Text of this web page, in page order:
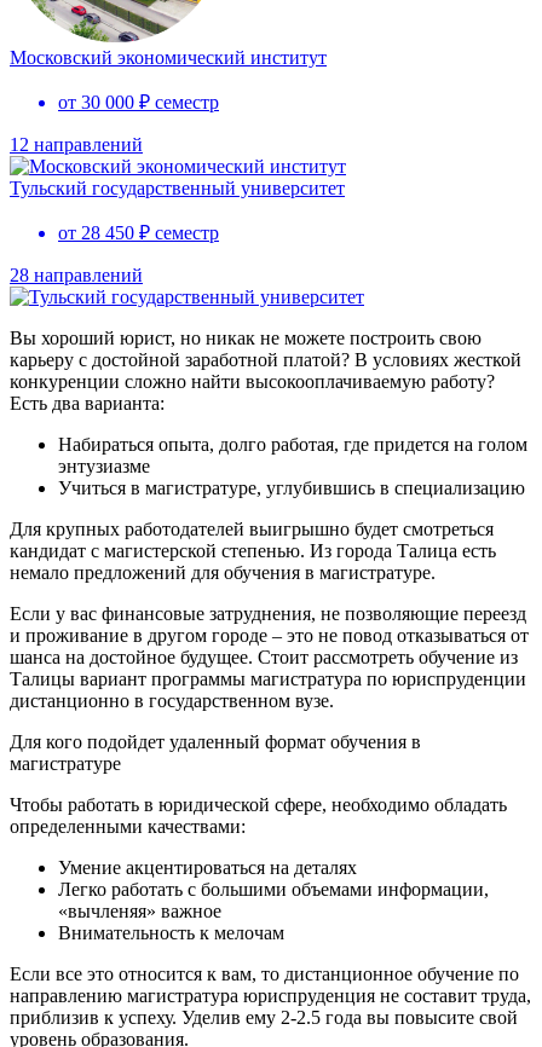
Московский экономический институт
от 30 000 ₽ семестр
12 направлений
Тульский государственный университет
от 28 450 ₽ семестр
28 направлений
Вы хороший юрист, но никак не можете построить свою
карьеру с достойной заработной платой? В условиях жесткой
конкуренции сложно найти высокооплачиваемую работу?
Есть два варианта:
Набираться опыта, долго работая, где придется на голом
энтузиазме
Учиться в магистратуре, углубившись в специализацию
Для крупных работодателей выигрышно будет смотреться
кандидат с магистерской степенью. Из города Талица есть
немало предложений для обучения в магистратуре.
Если у вас финансовые затруднения, не позволяющие переезд
и проживание в другом городе – это не повод отказываться от
шанса на достойное будущее. Стоит рассмотреть обучение из
Талицы вариант программы магистратура по юриспруденции
дистанционно в государственном вузе.
Для кого подойдет удаленный формат обучения в
магистратуре
Чтобы работать в юридической сфере, необходимо обладать
определенными качествами:
Умение акцентироваться на деталях
Легко работать с большими объемами информации,
«вычленяя» важное
Внимательность к мелочам
Если все это относится к вам, то дистанционное обучение по
направлению магистратура юриспруденция не составит труда,
приблизив к успеху. Уделив ему 2-2.5 года вы повысите свой
уровень образования.